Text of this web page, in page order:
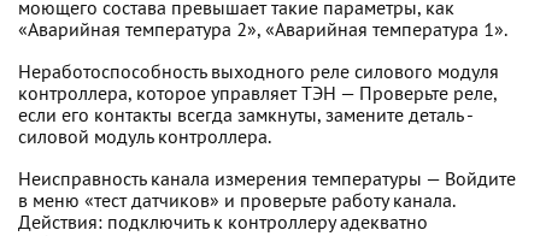
моющего состава превышает такие параметры, как
«Аварийная температура 2», «Аварийная температура 1».
Неработоспособность выходного реле силового модуля
контроллера, которое управляет ТЭН — Проверьте реле,
если его контакты всегда замкнуты, замените деталь -
силовой модуль контроллера.
Неисправность канала измерения температуры — Войдите
в меню «тест датчиков» и проверьте работу канала.
Действия: подключить к контроллеру адекватно